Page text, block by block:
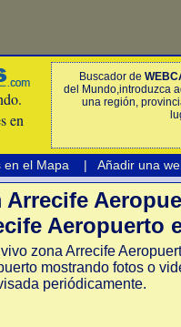
en
Buscador de
del Mundo,introduzca
una región,
en el Mapa | Añadir una
Arrecife
Aeropuerto
zona Arrecife
mostrando fotos o
periódicamente.